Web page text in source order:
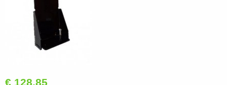
€ 128,85